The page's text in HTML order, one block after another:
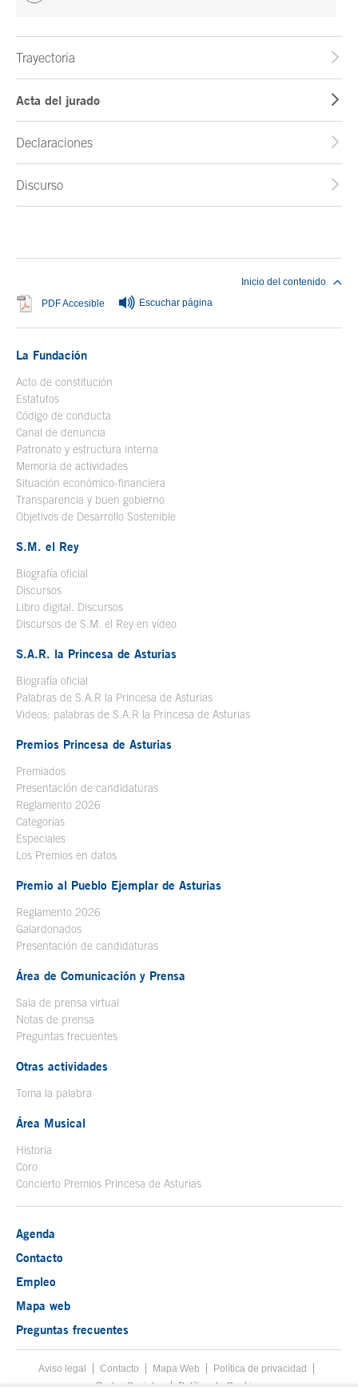
Trayectoria
Acta del jurado
Declaraciones
Discurso
PDF Accesible Se abre en ventana nueva
Escuchar página
Inicio del contenido
La Fundación
Acto de constitución
Estatutos
Código de conducta
Canal de denuncia
Patronato y estructura interna
Memoria de actividades
Situación económico-financiera
Transparencia y buen gobierno
Objetivos de Desarrollo Sostenible
S.M. el Rey
Biografía oficial
Discursos
Libro digital. Discursos
Discursos de S.M. el Rey en vídeo
S.A.R. la Princesa de Asturias
Biografía oficial
Palabras de S.A.R la Princesa de Asturias
Videos: palabras de S.A.R la Princesa de Asturias
Premios Princesa de Asturias
Premiados
Presentación de candidaturas
Reglamento 2026
Categorías
Especiales
Los Premios en datos
Premio al Pueblo Ejemplar de Asturias
Reglamento 2026
Galardonados
Presentación de candidaturas
Área de Comunicación y Prensa
Sala de prensa virtual
Notas de prensa
Preguntas frecuentes
Otras actividades
Toma la palabra
Área Musical
Historia
Coro
Concierto Premios Princesa de Asturias
Agenda
Contacto
Empleo
Mapa web
Preguntas frecuentes
Menú pie
Aviso legal Tecla de acceso 8
Contacto Mapa Web
Política de privacidad